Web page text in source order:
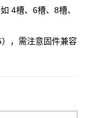
如 4槽、6槽、8槽、
，需注意固件兼容